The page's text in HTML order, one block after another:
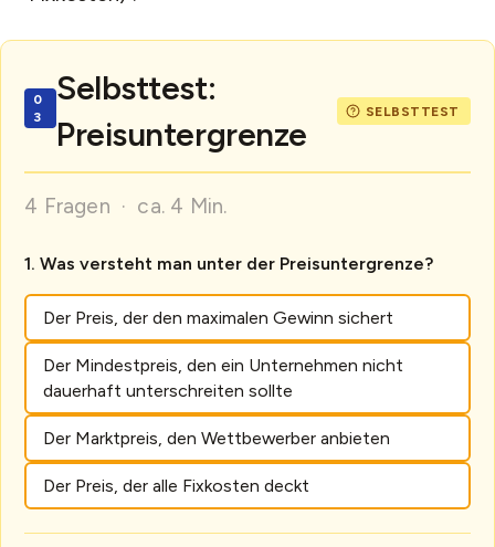
Selbsttest:
Preisuntergrenze
4 Fragen · ca. 4 Min.
Was versteht man unter der Preisuntergrenze?
Der Preis, der den maximalen Gewinn sichert
Der Mindestpreis, den ein Unternehmen nicht
dauerhaft unterschreiten sollte
Der Marktpreis, den Wettbewerber anbieten
Der Preis, der alle Fixkosten deckt